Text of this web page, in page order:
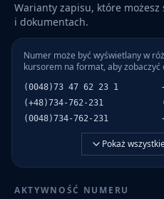
Warianty zapisu, które
i dokumentach.
Numer może być wyświetlany w
kursorem na format, aby zobaczyć
(0048)73 47 62 23 1
(+48)734-762-231
(0048)734-762-231
Pokaż
AKTYWNOŚĆ NUMERU